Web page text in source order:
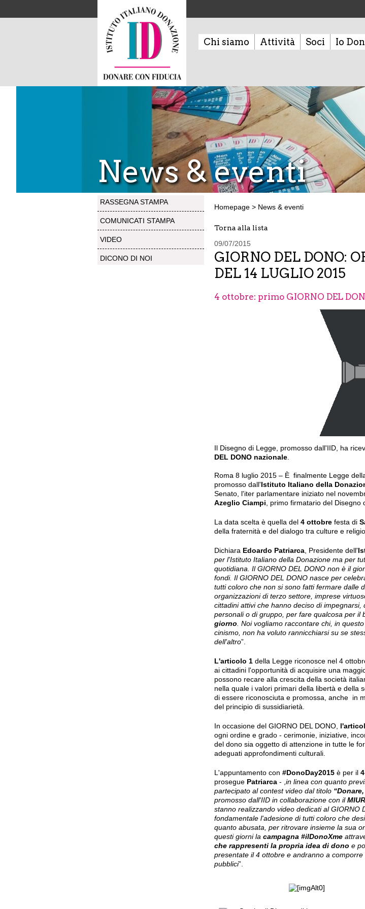
Chi siamo Attività Soci Io
News & eventi
RASSEGNA STAMPA
COMUNICATI STAMPA
VIDEO
DICONO DI NOI
Homepage > News & eventi
Torna alla lista
09/07/2015
GIORNO DEL DONO:
DEL 14 LUGLIO 2015
4 ottobre: primo GIORNO DEL
Il Disegno di Legge, promosso dall'IID, ha
DEL DONO nazionale
Roma 8 luglio 2015 – È finalmente Legge
promosso dall'Istituto Italiano della
Senato, l'iter parlamentare iniziato nel
Azeglio Ciampi , primo firmatario del Disegno
La data scelta è quella del 4 ottobre festa di
della fraternità e del dialogo tra culture e
Dichiara Edoardo Patriarca , Presidente dell'
per l'Istituto Italiano della Donazione ma per
quotidiana. Il GIORNO DEL DONO non è il
fondi. Il GIORNO DEL DONO nasce per
tutti coloro che non si sono fatti fermare dalle
organizzazioni di terzo settore, imprese
cittadini attivi che hanno deciso di
personali o di gruppo, per fare qualcosa per il
giorno . Noi vogliamo raccontare chi, in
cinismo, non ha voluto rannicchiarsi su se
dell'altro”.
L'articolo 1 della Legge riconosce nel 4
ai cittadini l'opportunità di acquisire una
possono recare alla crescita della società
nella quale i valori primari della libertà e della
di essere riconosciuta e promossa, anche in
del principio di sussidiarietà.
In occasione del GIORNO DEL DONO,
ogni ordine e grado - cerimonie, iniziative,
del dono sia oggetto di attenzione in tutte le
adeguati approfondimenti culturali.
L'appuntamento con #DonoDay2015 è per il
prosegue Patriarca - , in linea con quanto
partecipato al contest video dal titolo
promosso dall'IID in collaborazione con ilMIUR
stanno realizzando video dedicati al GIORNO
fondamentale l'adesione di tutti coloro che
quanto abusata, per ritrovare insieme la sua
questi giorni la campagna #ilDonoXme
che rappresenti la propria idea di dono e
presentate il 4 ottobre e andranno a
pubblici”.